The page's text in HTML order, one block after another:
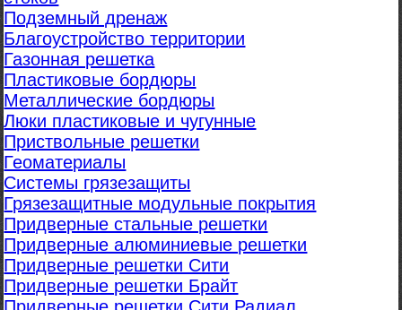
Подземный дренаж
Благоустройство территории
Газонная решетка
Пластиковые бордюры
Металлические бордюры
Люки пластиковые и чугунные
Приствольные решетки
Геоматериалы
Системы грязезащиты
Грязезащитные модульные покрытия
Придверные стальные решетки
Придверные алюминиевые решетки
Придверные решетки Сити
Придверные решетки Брайт